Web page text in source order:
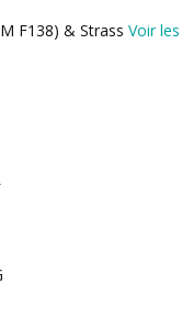
F138) & Strass Voir les